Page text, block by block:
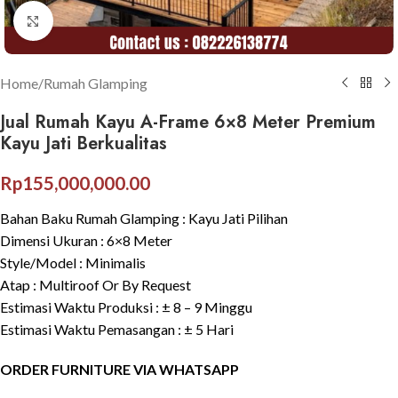
Click to enlarge
Home/Rumah Glamping
Jual Rumah Kayu A-Frame 6×8 Meter Premium
Kayu Jati Berkualitas
Rp155,000,000.00
Bahan Baku Rumah Glamping : Kayu Jati Pilihan
Dimensi Ukuran : 6×8 Meter
Style/Model : Minimalis
Atap : Multiroof Or By Request
Estimasi Waktu Produksi : ± 8 – 9 Minggu
Estimasi Waktu Pemasangan : ± 5 Hari
ORDER FURNITURE VIA WHATSAPP